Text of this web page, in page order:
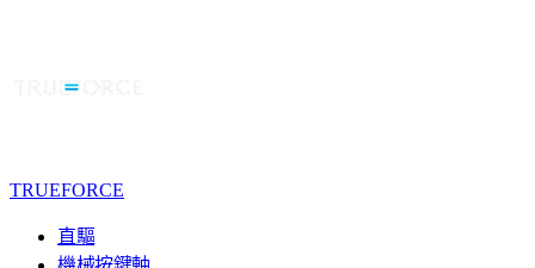
TRUEFORCE
直驅